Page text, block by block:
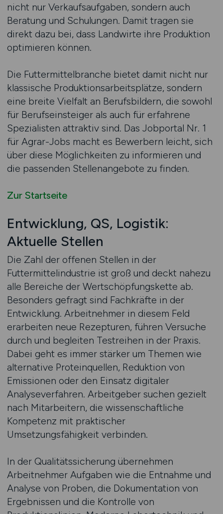
nicht nur Verkaufsaufgaben, sondern auch
Beratung und Schulungen. Damit tragen sie
direkt dazu bei, dass Landwirte ihre Produktion
optimieren können.
Die Futtermittelbranche bietet damit nicht nur
klassische Produktionsarbeitsplätze, sondern
eine breite Vielfalt an Berufsbildern, die sowohl
für Berufseinsteiger als auch für erfahrene
Spezialisten attraktiv sind. Das Jobportal Nr. 1
für Agrar-Jobs macht es Bewerbern leicht, sich
über diese Möglichkeiten zu informieren und
die passenden Stellenangebote zu finden.
Zur Startseite
Entwicklung, QS, Logistik:
Aktuelle Stellen
Die Zahl der offenen Stellen in der
Futtermittelindustrie ist groß und deckt nahezu
alle Bereiche der Wertschöpfungskette ab.
Besonders gefragt sind Fachkräfte in der
Entwicklung. Arbeitnehmer in diesem Feld
erarbeiten neue Rezepturen, führen Versuche
durch und begleiten Testreihen in der Praxis.
Dabei geht es immer stärker um Themen wie
alternative Proteinquellen, Reduktion von
Emissionen oder den Einsatz digitaler
Analyseverfahren. Arbeitgeber suchen gezielt
nach Mitarbeitern, die wissenschaftliche
Kompetenz mit praktischer
Umsetzungsfähigkeit verbinden.
In der Qualitätssicherung übernehmen
Arbeitnehmer Aufgaben wie die Entnahme und
Analyse von Proben, die Dokumentation von
Ergebnissen und die Kontrolle von